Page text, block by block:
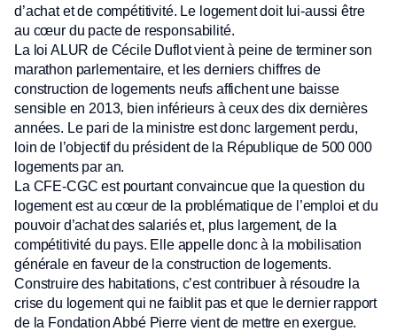
d’achat et de compétitivité. Le logement doit lui-aussi être
au cœur du pacte de responsabilité.
La loi ALUR de Cécile Duflot vient à peine de terminer son
marathon parlementaire, et les derniers chiffres de
construction de logements neufs affichent une baisse
sensible en 2013, bien inférieurs à ceux des dix dernières
années. Le pari de la ministre est donc largement perdu,
loin de l’objectif du président de la République de 500 000
logements par an.
La CFE-CGC est pourtant convaincue que la question du
logement est au cœur de la problématique de l’emploi et du
pouvoir d’achat des salariés et, plus largement, de la
compétitivité du pays. Elle appelle donc à la mobilisation
générale en faveur de la construction de logements.
Construire des habitations, c’est contribuer à résoudre la
crise du logement qui ne faiblit pas et que le dernier rapport
de la Fondation Abbé Pierre vient de mettre en exergue.